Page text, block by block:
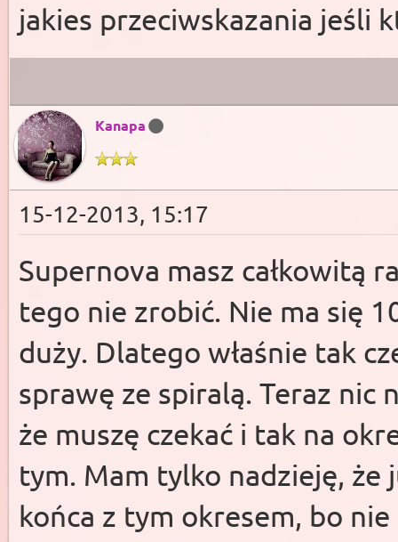
jakies przeciwskazania jeśli
Kanapa
15-12-2013, 15:17
Supernova masz całkowitą
tego nie zrobić. Nie ma się
duży. Dlatego właśnie tak
sprawę ze spiralą. Teraz nic
że muszę czekać i tak na
tym. Mam tylko nadzieję, że
końca z tym okresem, bo